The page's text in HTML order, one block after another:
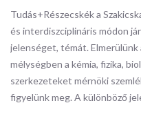
Tudás+Részecskék a
és interdiszciplináris módon
jelenséget, témát.
mélységben a kémia, fizika,
szerkezeteket mérnöki
figyelünk meg. A különböző